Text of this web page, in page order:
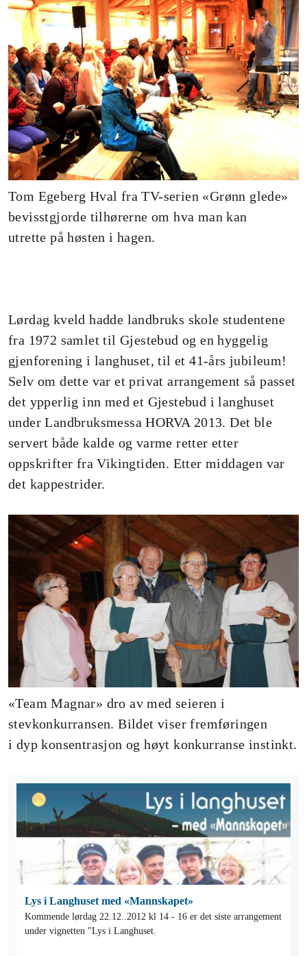
Tom Egeberg Hval fra TV-serien «Grønn glede»
bevisstgjorde tilhørerne om hva man kan
utrette på høsten i hagen.
Lørdag kveld hadde landbruks skole studentene
fra 1972 samlet til Gjestebud og en hyggelig
gjenforening i langhuset, til et 41-års jubileum!
Selv om dette var et privat arrangement så passet
det ypperlig inn med et Gjestebud i langhuset
under Landbruksmessa HORVA 2013. Det ble
servert både kalde og varme retter etter
oppskrifter fra Vikingtiden. Etter middagen var
det kappestrider.
«Team Magnar» dro av med seieren i
stevkonkurransen. Bildet viser fremføringen
i dyp konsentrasjon og høyt konkurranse instinkt.
Lys i Langhuset med «Mannskapet»
Kommende lørdag 22.12..2012 kl 14 - 16 er det siste arrangement
under vignetten "Lys i Langhuset.